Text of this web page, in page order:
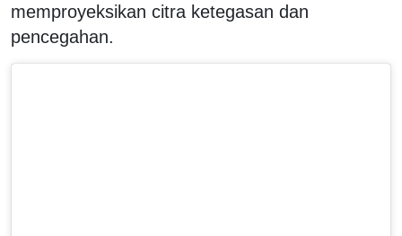
memproyeksikan citra ketegasan dan
pencegahan.